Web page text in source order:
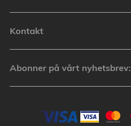
Kontakt
Abonner på vårt nyhetsbrev: